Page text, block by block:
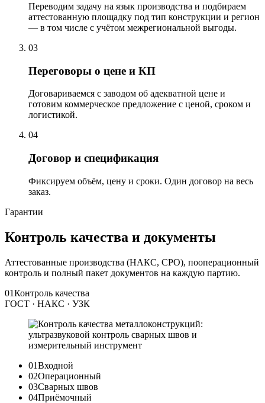
Переводим задачу на язык производства и подбираем
аттестованную площадку под тип конструкции и регион
— в том числе с учётом межрегиональной выгоды.
03
Переговоры о цене и КП
Договариваемся с заводом об адекватной цене и
готовим коммерческое предложение с ценой, сроком и
логистикой.
04
Договор и спецификация
Фиксируем объём, цену и сроки. Один договор на весь
заказ.
Гарантии
Контроль качества и документы
Аттестованные производства (НАКС, СРО), пооперационный
контроль и полный пакет документов на каждую партию.
01Контроль качества
ГОСТ · НАКС · УЗК
01Входной
02Операционный
03Сварных швов
04Приёмочный